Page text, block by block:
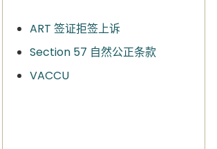
ART 签证拒签上诉
Section 57 自然公正条款
VACCU